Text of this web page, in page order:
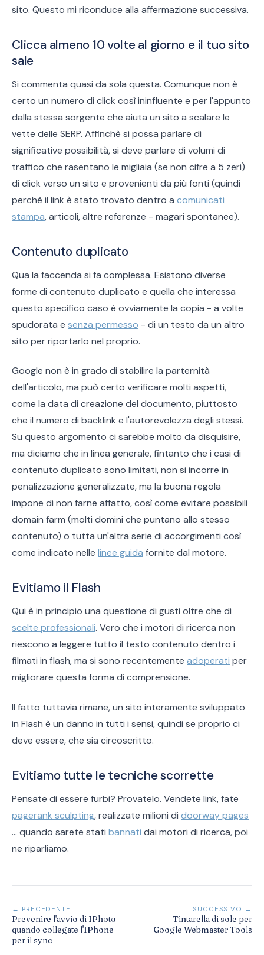
sito. Questo mi riconduce alla affermazione successiva.
Clicca almeno 10 volte al giorno e il tuo sito
sale
Si commenta quasi da sola questa. Comunque non è
certo un numero di click così ininfluente e per l'appunto
dalla stessa sorgente che aiuta un sito a scalare le
vette delle SERP. Affinchè si possa parlare di
significative possibilità, si deve parlare di volumi di
traffico che rasentano le migliaia (se non cifre a 5 zeri)
di click verso un sito e provenienti da più fonti (quindi
perchè il link è stato trovato dentro a comunicati
stampa, articoli, altre referenze - magari spontanee).
Contenuto duplicato
Qua la faccenda si fa complessa. Esistono diverse
forme di contenuto duplicato e quella che interessa
questo specifico caso è ovviamente la copia - a volte
spudorata e senza permesso - di un testo da un altro
sito per riportarlo nel proprio.
Google non è in grado di stabilire la parternità
dell'articolo, ma può certo verificare molti aspetti,
come la data di creazione del documento, piuttosto
che il numero di backlink e l'autorevolezza degli stessi.
Su questo argomento ci sarebbe molto da disquisire,
ma diciamo che in linea generale, fintanto che i casi di
contenuto duplicato sono limitati, non si incorre in
penalizzazione generalizzate, ma la buona regola
impone di non farne affatto, così come evitare possibili
domain farm (molti domini che puntano allo stesso
contenuto) o tutta un'altra serie di accorgimenti così
come indicato nelle linee guida fornite dal motore.
Evitiamo il Flash
Qui è in principio una questione di gusti oltre che di
scelte professionali. Vero che i motori di ricerca non
riescono a leggere tutto il testo contenuto dentro i
filmati in flash, ma si sono recentemente adoperati per
migliorare questa forma di comprensione.
Il fatto tuttavia rimane, un sito interamente sviluppato
in Flash è un danno in tutti i sensi, quindi se proprio ci
deve essere, che sia circoscritto.
Evitiamo tutte le tecniche scorrette
Pensate di essere furbi? Provatelo. Vendete link, fate
pagerank sculpting, realizzate milioni di doorway pages
... quando sarete stati bannati dai motori di ricerca, poi
ne riparliamo.
← PRECEDENTE
Prevenire l'avvio di IPhoto
quando collegate l'IPhone
per il sync
SUCCESSIVO →
Tintarella di sole per
Google Webmaster Tools